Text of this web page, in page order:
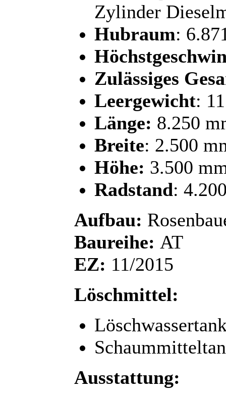
Zylinder
Hubraum:
Zulässiges
Leergewicht:
Länge: 8.250
Breite: 2.500
Höhe: 3.500
Radstand:
Aufbau:
Baureihe: AT
EZ: 11/2015
Löschmittel:
Ausstattung: